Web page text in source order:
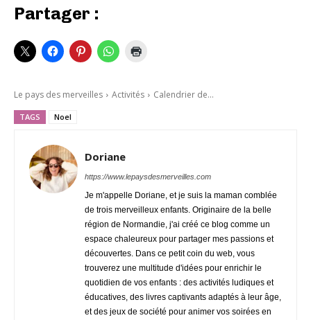
Partager :
Le pays des merveilles Activités Calendrier de...
TAGS Noel
Doriane
https://www.lepaysdesmerveilles.com
Je m'appelle Doriane, et je suis la maman comblée
de trois merveilleux enfants. Originaire de la belle
région de Normandie, j'ai créé ce blog comme un
espace chaleureux pour partager mes passions et
découvertes. Dans ce petit coin du web, vous
trouverez une multitude d'idées pour enrichir le
quotidien de vos enfants : des activités ludiques et
éducatives, des livres captivants adaptés à leur âge,
et des jeux de société pour animer vos soirées en